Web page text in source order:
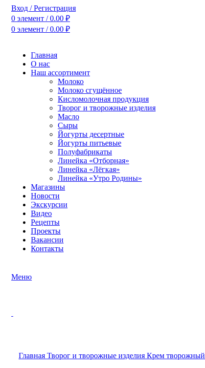
Вход / Регистрация
0 элемент / 0.00 ₽
0 элемент / 0.00 ₽
Главная
О нас
Наш ассортимент
Молоко
Молоко сгущённое
Кисломолочная продукция
Творог и творожные изделия
Масло
Сыры
Йогурты десертные
Йогурты питьевые
Полуфабрикаты
Линейка «Отборная»
Линейка «Лёгкая»
Линейка «Утро Родины»
Магазины
Новости
Экскурсии
Видео
Рецепты
Проекты
Вакансии
Контакты
Меню
Главная Творог и творожные изделия Крем творожный